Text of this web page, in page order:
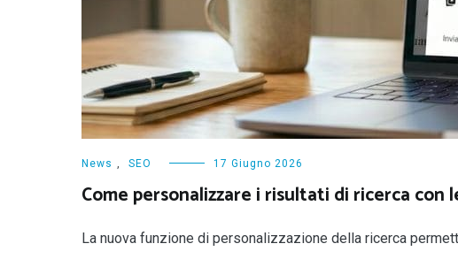
News , SEO 17 Giugno 2026
Come personalizzare i risultati di ricerca con
La nuova funzione di personalizzazione della ricerca